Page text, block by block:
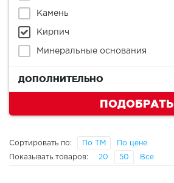
Камень
Кирпич
Минеральные основания
ДОПОЛНИТЕЛЬНО
ПОДОБРАТЬ
Сортировать по: По ТМ По цене
Показывать товаров: 20 50 Все